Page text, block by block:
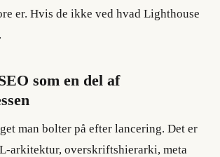
er. Hvis de ikke ved hvad Lighthouse
som en del af
man bolter på efter lancering. Det er
arkitektur, overskriftshierarki, meta